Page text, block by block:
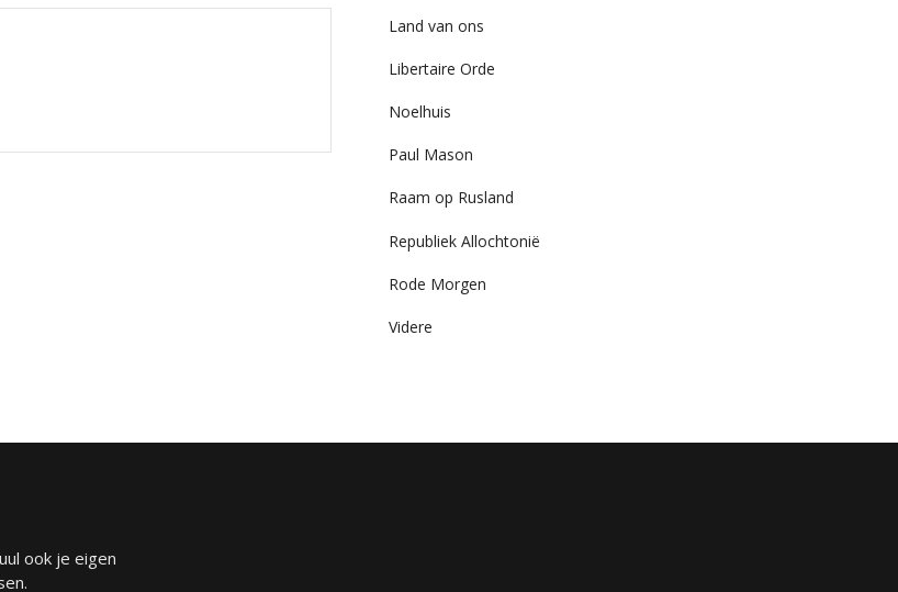
Land van ons
Libertaire Orde
Noelhuis
Paul Mason
Raam op Rusland
Republiek Allochtonië
Rode Morgen
Videre
ook je eigen